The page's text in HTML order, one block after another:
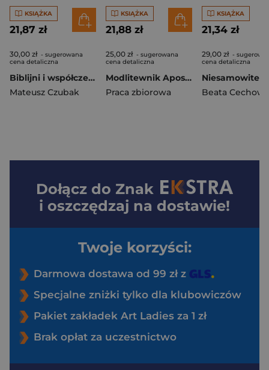
KSIĄŻKA
21,87 zł
30,00 zł - sugerowana
cena detaliczna
Biblijni i współcześni pielgrzymi nadziei. Między słabością a zaufaniem
Mateusz Czubak
KSIĄŻKA
21,88 zł
25,00 zł - sugerowana
cena detaliczna
Modlitewnik Apostoła Miłosierdzia BR
Praca zbiorowa
KSIĄŻKA
21,34 zł
29,00 zł -
cena detaliczna
Dołącz do Znak
i oszczędzaj na dostawie!
Twoje korzyści:
Darmowa dostawa od 99 zł z
Specjalne zniżki tylko dla klubowiczów
Pakiet zakładek Art Ladies za 1 zł
Brak opłat za uczestnictwo